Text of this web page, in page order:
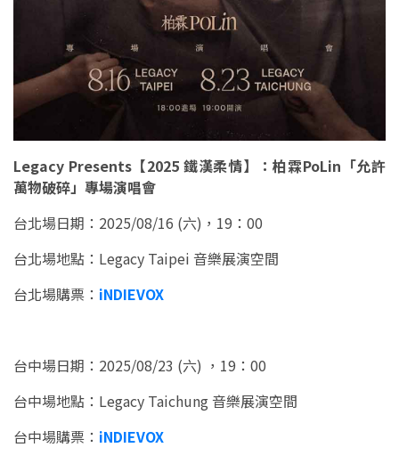
Legacy Presents【2025 鐵漢柔情】：柏霖PoLin「允許
萬物破碎」專場演唱會
台北場日期：2025/08/16 (六)，19：00
台北場地點：Legacy Taipei 音樂展演空間
台北場購票： iNDIEVOX
台中場日期：2025/08/23 (六) ，19：00
台中場地點：Legacy Taichung 音樂展演空間
台中場購票： iNDIEVOX